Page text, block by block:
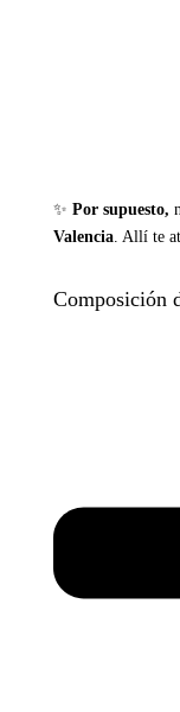
✨ Por supuesto,
Valencia. Allí te
Composición